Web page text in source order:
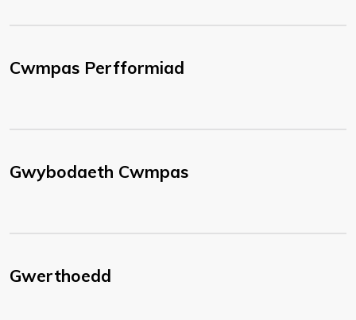
Cwmpas Perfformiad
Gwybodaeth Cwmpas
Gwerthoedd